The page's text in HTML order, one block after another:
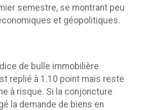
semestre, se montrant peu
et géopolitiques.
de bulle immobilière
replié à 1.10 point mais reste
à risque. Si la conjoncture
la demande de biens en